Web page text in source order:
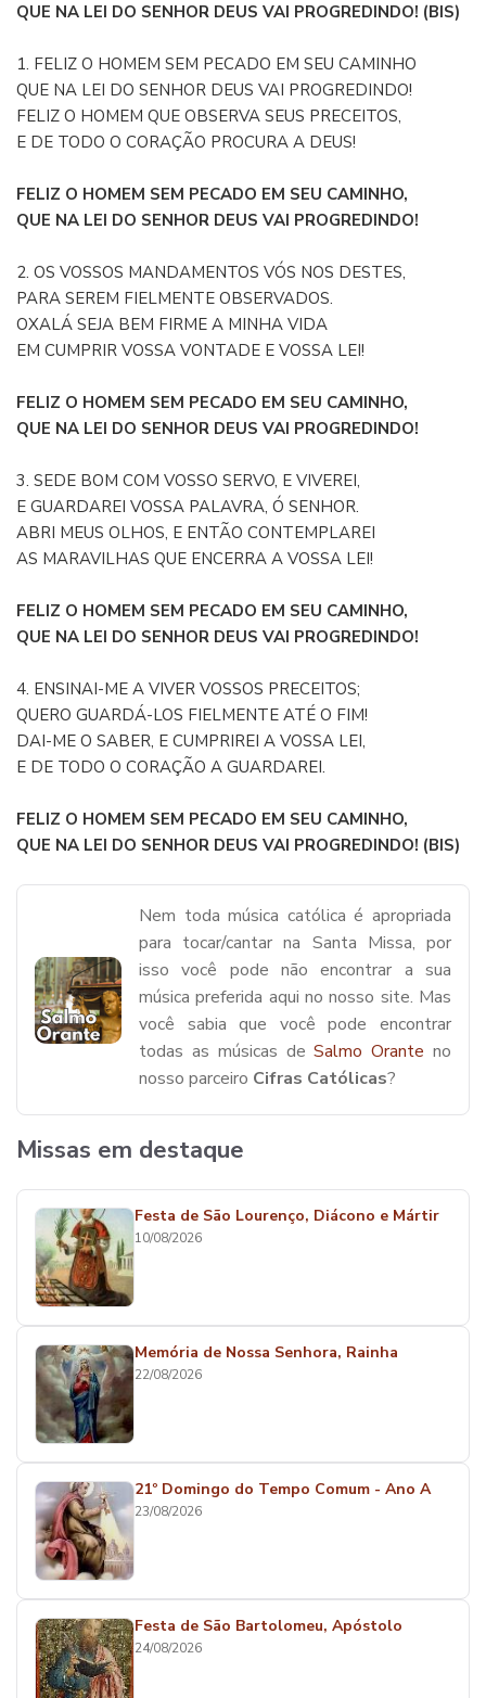
QUE NA LEI DO SENHOR DEUS VAI PROGREDINDO! (BIS)
1. FELIZ O HOMEM SEM PECADO EM SEU CAMINHO
QUE NA LEI DO SENHOR DEUS VAI PROGREDINDO!
FELIZ O HOMEM QUE OBSERVA SEUS PRECEITOS,
E DE TODO O CORAÇÃO PROCURA A DEUS!
FELIZ O HOMEM SEM PECADO EM SEU CAMINHO,
QUE NA LEI DO SENHOR DEUS VAI PROGREDINDO!
2. OS VOSSOS MANDAMENTOS VÓS NOS DESTES,
PARA SEREM FIELMENTE OBSERVADOS.
OXALÁ SEJA BEM FIRME A MINHA VIDA
EM CUMPRIR VOSSA VONTADE E VOSSA LEI!
FELIZ O HOMEM SEM PECADO EM SEU CAMINHO,
QUE NA LEI DO SENHOR DEUS VAI PROGREDINDO!
3. SEDE BOM COM VOSSO SERVO, E VIVEREI,
E GUARDAREI VOSSA PALAVRA, Ó SENHOR.
ABRI MEUS OLHOS, E ENTÃO CONTEMPLAREI
AS MARAVILHAS QUE ENCERRA A VOSSA LEI!
FELIZ O HOMEM SEM PECADO EM SEU CAMINHO,
QUE NA LEI DO SENHOR DEUS VAI PROGREDINDO!
4. ENSINAI-ME A VIVER VOSSOS PRECEITOS;
QUERO GUARDÁ-LOS FIELMENTE ATÉ O FIM!
DAI-ME O SABER, E CUMPRIREI A VOSSA LEI,
E DE TODO O CORAÇÃO A GUARDAREI.
FELIZ O HOMEM SEM PECADO EM SEU CAMINHO,
QUE NA LEI DO SENHOR DEUS VAI PROGREDINDO! (BIS)
Nem toda música católica é apropriada
para tocar/cantar na Santa Missa, por
isso você pode não encontrar a sua
música preferida aqui no nosso site. Mas
você sabia que você pode encontrar
todas as músicas deSalmo Orante no
nosso parceiro Cifras Católicas?
Missas em destaque
Festa de São Lourenço, Diácono e Mártir
10/08/2026
Memória de Nossa Senhora, Rainha
22/08/2026
21º Domingo do Tempo Comum - Ano A
23/08/2026
Festa de São Bartolomeu, Apóstolo
24/08/2026